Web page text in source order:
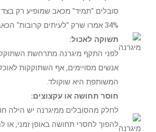
סובלים "תמיד" מכאב שמופיע רק
34% אמרו שרק "לעיתים קרובות" הכאב הוא בצד אחד.
תשוקה לאכול:
לפני התקף מיגרנה מתרחשת
אנשים מסויימים, אף השתוקקות
המשותפת היא שוקולד.
חוסר תחושה או עקצוצים:
לחלק מהסובלים ממיגרנה יש הילה
להפוך לחסרי תחושה באופן זמני, או